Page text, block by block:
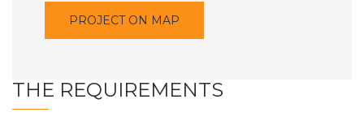
PROJECT ON MAP
THE REQUIREMENTS